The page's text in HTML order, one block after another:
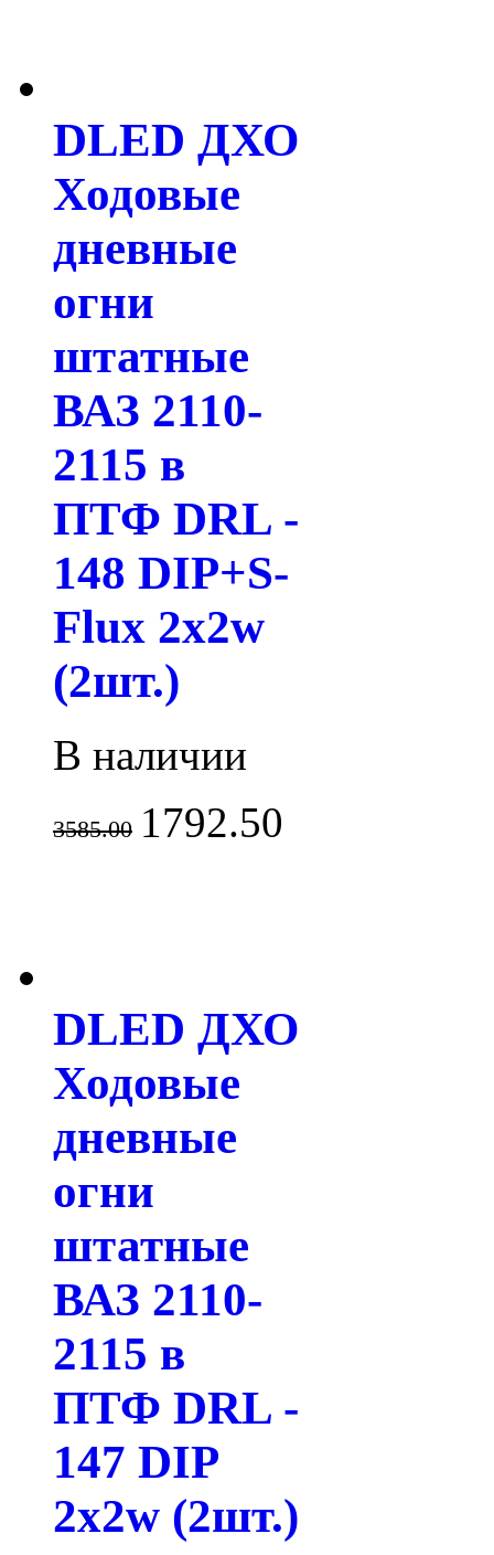
DLED ДХО
Ходовые
дневные
огни
штатные
ВАЗ 2110-
2115 в
ПТФ DRL -
148 DIP+S-
Flux 2x2w
(2шт.)
В наличии
3585.00 1792.50
DLED ДХО
Ходовые
дневные
огни
штатные
ВАЗ 2110-
2115 в
ПТФ DRL -
147 DIP
2x2w (2шт.)